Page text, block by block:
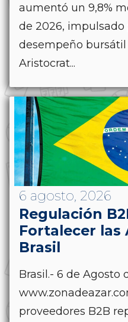
aumentó un 9,8%
de 2026,
desempeño
Aristocrat...
6 agosto, 2026
Regulación
Fortalecer las
Brasil
Brasil.- 6 de Agosto
proveedores B2B